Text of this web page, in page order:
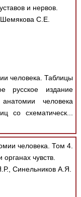
и нервов.
С.Е.
человека. Таблицы
русское издание
человека
со схематическ...
человека. Том 4.
чувств.
Синельников А.Я.